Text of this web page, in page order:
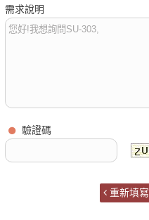
需求說明
驗證碼
重新填寫